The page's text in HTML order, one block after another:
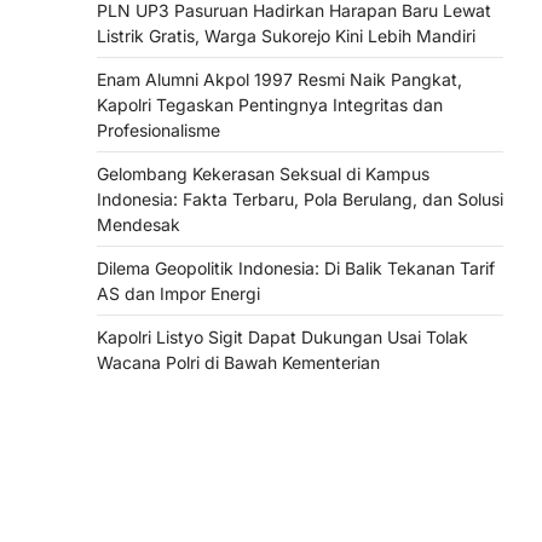
PLN UP3 Pasuruan Hadirkan Harapan Baru Lewat
Listrik Gratis, Warga Sukorejo Kini Lebih Mandiri
Enam Alumni Akpol 1997 Resmi Naik Pangkat,
Kapolri Tegaskan Pentingnya Integritas dan
Profesionalisme
Gelombang Kekerasan Seksual di Kampus
Indonesia: Fakta Terbaru, Pola Berulang, dan Solusi
Mendesak
Dilema Geopolitik Indonesia: Di Balik Tekanan Tarif
AS dan Impor Energi
Kapolri Listyo Sigit Dapat Dukungan Usai Tolak
Wacana Polri di Bawah Kementerian